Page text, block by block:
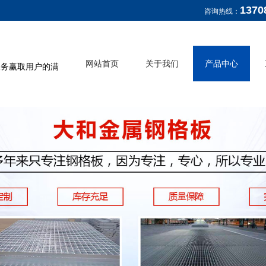
咨询热线：
赢取用户的满 网站首页 关于我们
企业文化
产品中心
水沟盖板
复合板
钢梯
栏杆